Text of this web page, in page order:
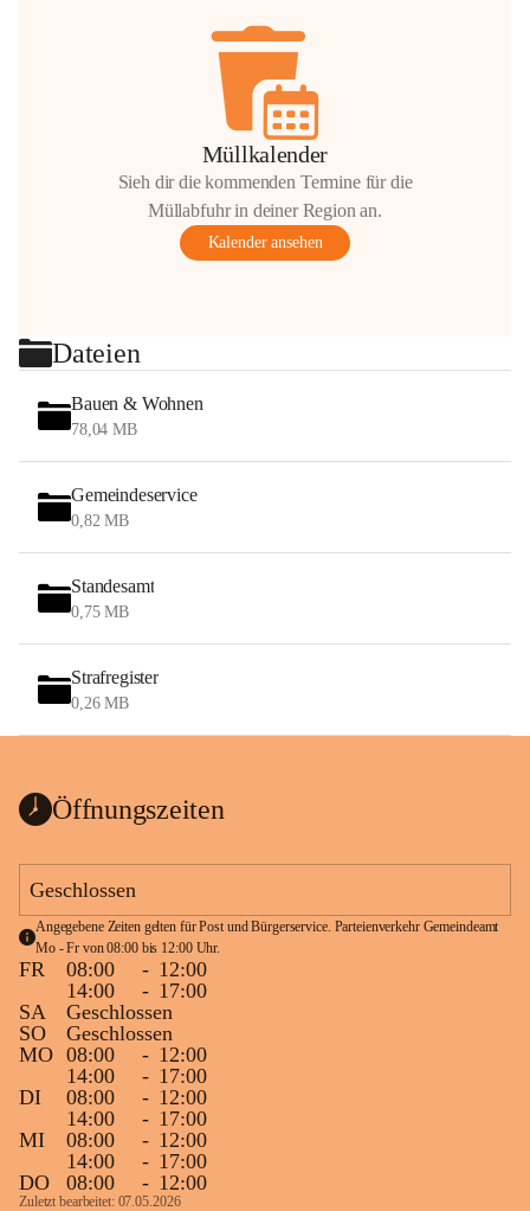
Müllkalender
Sieh dir die kommenden Termine für die
Müllabfuhr in deiner Region an.
Kalender ansehen
Dateien
Bauen & Wohnen
78,04 MB
Gemeindeservice
0,82 MB
Standesamt
0,75 MB
Strafregister
0,26 MB
Öffnungszeiten
Geschlossen
Angegebene Zeiten gelten für Post und Bürgerservice. Parteienverkehr Gemeindeamt
Mo - Fr von 08:00 bis 12:00 Uhr.
FR 08:00 - 12:00
14:00
- 17:00
SA
Geschlossen
SO
Geschlossen
MO 08:00 - 12:00
14:00
- 17:00
DI
08:00 - 12:00
14:00
- 17:00
MI
08:00 - 12:00
14:00
- 17:00
DO
08:00 - 12:00
Zuletzt bearbeitet: 07.05.2026